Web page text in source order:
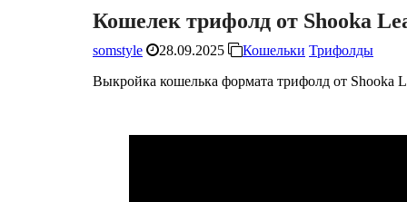
Кошелек трифолд от Shooka
somstyle 28.09.2025 Кошельки Трифолды
Выкройка кошелька формата трифолд от Shooka